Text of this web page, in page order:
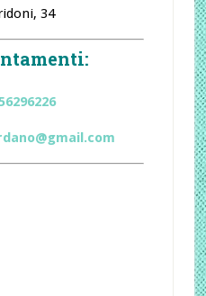
34